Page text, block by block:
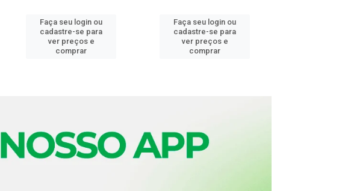
Faça seu login ou
cadastre-se para
ver preços e
comprar
Faça seu login ou
cadastre-se para
ver preços e
comprar